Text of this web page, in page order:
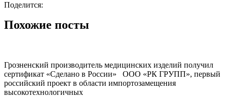
Поделится:
Похожие посты
Грозненский производитель медицинских изделий получил
сертификат «Сделано в России» ООО «РК ГРУПП», первый
российский проект в области импортозамещения
высокотехнологичных